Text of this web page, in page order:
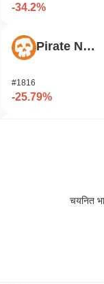
-34.2%
Pirate Nation Token
#1816
-25.79%
चयनित